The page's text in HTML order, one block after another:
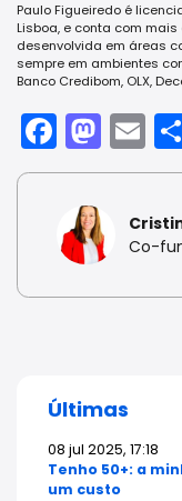
Paulo Figueiredo é
Lisboa, e conta com
desenvolvida em áreas
sempre em ambientes
Banco Credibom, OLX,
Co-
Últimas
08 jul 2025, 17:18
Tenho 50+: a
um custo